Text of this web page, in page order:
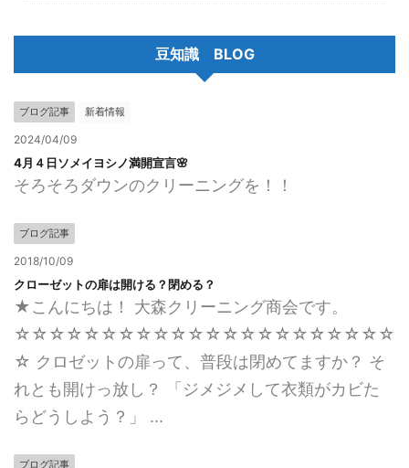
豆知識 BLOG
ブログ記事 新着情報
2024/04/09
4月４日ソメイヨシノ満開宣言🌸
そろそろダウンのクリーニングを！！
ブログ記事
2018/10/09
クローゼットの扉は開ける？閉める？
★こんにちは！ 大森クリーニング商会です。
☆☆☆☆☆☆☆☆☆☆☆☆☆☆☆☆☆☆☆☆☆☆
☆ クロゼットの扉って、普段は閉めてますか？ そ
れとも開けっ放し？ 「ジメジメして衣類がカビた
らどうしよう？」 ...
ブログ記事